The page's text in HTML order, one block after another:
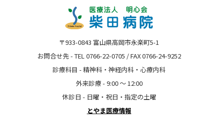
〒933-0843 富山県高岡市永楽町5-1
お問合せ先 - TEL 0766-22-0705 / FAX 0766-24-9252
診療科目 - 精神科・神経内科・心療内科
外来診療 - 9:00 〜 12:00
休診日 - 日曜・祝日・指定の土曜
とやま医療情報